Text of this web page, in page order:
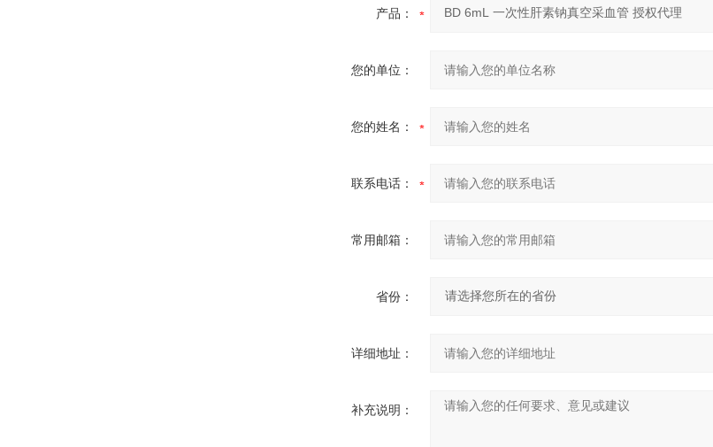
产品：
您的单位：
您的姓名：
联系电话：
常用邮箱：
省份：
详细地址：
补充说明：